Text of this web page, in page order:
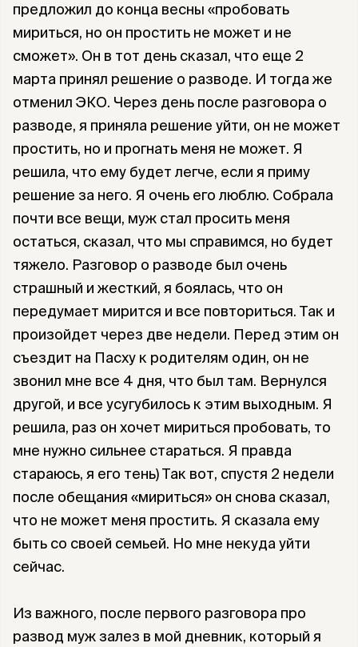
предложил до конца весны «пробовать
мириться, но он простить не может и не
сможет». Он в тот день сказал, что еще 2
марта принял решение о разводе. И тогда же
отменил ЭКО. Через день после разговора о
разводе, я приняла решение уйти, он не может
простить, но и прогнать меня не может. Я
решила, что ему будет легче, если я приму
решение за него. Я очень его люблю. Собрала
почти все вещи, муж стал просить меня
остаться, сказал, что мы справимся, но будет
тяжело. Разговор о разводе был очень
страшный и жесткий, я боялась, что он
передумает мирится и все повториться. Так и
произойдет через две недели. Перед этим он
съездит на Пасху к родителям один, он не
звонил мне все 4 дня, что был там. Вернулся
другой, и все усугубилось к этим выходным. Я
решила, раз он хочет мириться пробовать, то
мне нужно сильнее стараться. Я правда
стараюсь, я его тень) Так вот, спустя 2 недели
после обещания «мириться» он снова сказал,
что не может меня простить. Я сказала ему
быть со своей семьей. Но мне некуда уйти
сейчас.
Из важного, после первого разговора про
развод муж залез в мой дневник, который я